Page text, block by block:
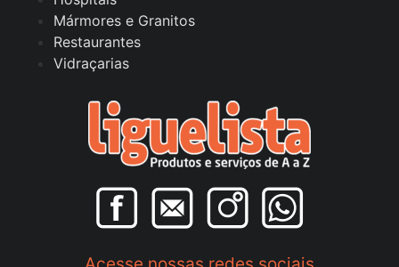
Mármores e Granitos
Restaurantes
Vidraçarias